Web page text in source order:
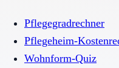
Pflegegradrechner
Pflegeheim-
Wohnform-Quiz